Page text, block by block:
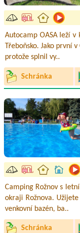
Autocamp OASA leží
Třeboňsko. Jako první
protože splnil vy..
Schránka
Camping Rožnov s
okraji Rožnova.
venkovní bazén, ba..
Schránka